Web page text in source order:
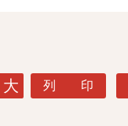
大 列 印